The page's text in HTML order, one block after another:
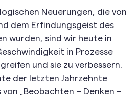
Neuerungen, die von
dem Erfindungsgeist des
wurden, sind wir heute in
in Prozesse
und sie zu verbessern.
der letzten Jahrzehnte
„Beobachten – Denken –